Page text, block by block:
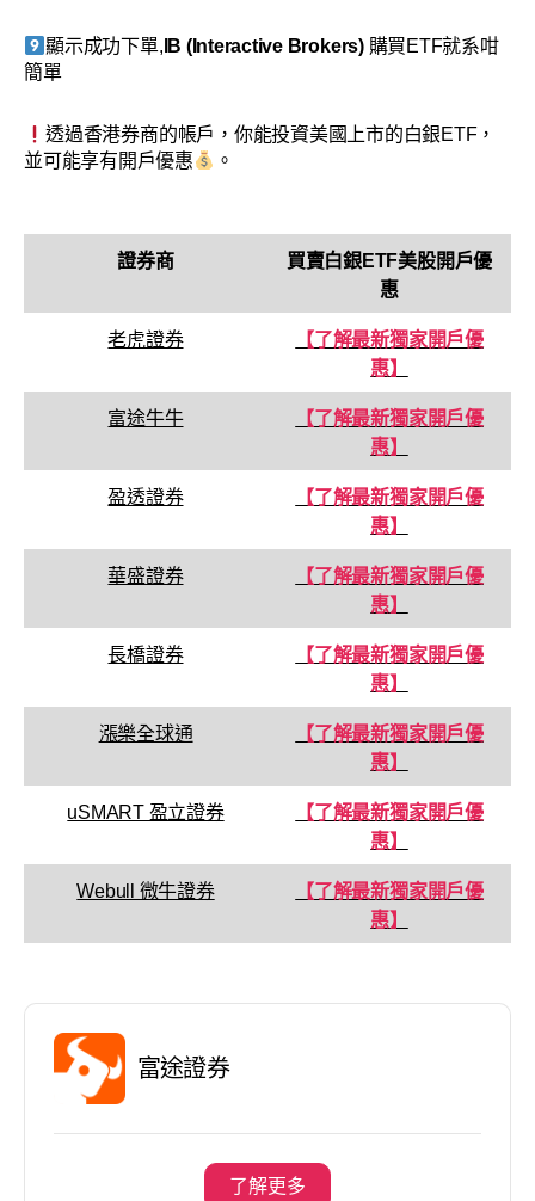
顯示成功下單, IB (Interactive Brokers) 購買ETF就系咁
簡單
透過香港券商的帳戶，你能投資美國上市的白銀ETF，
並可能享有開戶優惠
。
證券商 買賣白銀ETF美股開戶優
惠
老虎證券
【了解最新獨家開戶優
惠】
富途牛牛
【了解最新獨家開戶優
惠】
盈透證券
【了解最新獨家開戶優
惠】
華盛證券
【了解最新獨家開戶優
惠】
長橋證券
【了解最新獨家開戶優
惠】
漲樂全球通
【了解最新獨家開戶優
惠】
uSMART 盈立證券
【了解最新獨家開戶優
惠】
Webull 微牛證券
【了解最新獨家開戶優
惠】
富途證券
了解更多